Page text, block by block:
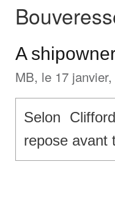
A
MB, le 17
Selon
repose avant